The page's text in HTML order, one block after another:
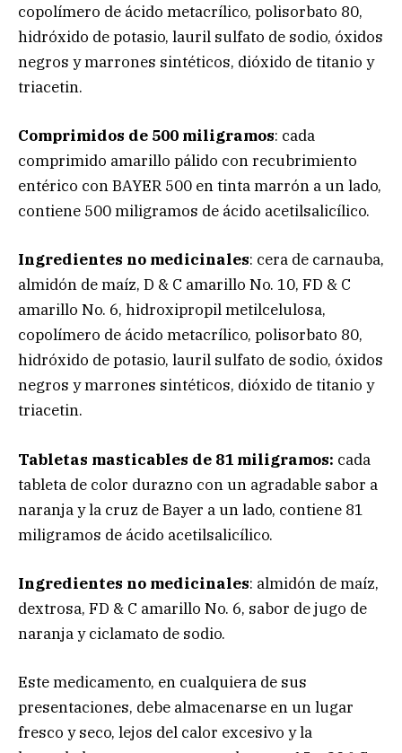
copolímero de ácido metacrílico, polisorbato 80,
hidróxido de potasio, lauril sulfato de sodio, óxidos
negros y marrones sintéticos, dióxido de titanio y
triacetin.
Comprimidos de 500 miligramos: cada
comprimido amarillo pálido con recubrimiento
entérico con BAYER 500 en tinta marrón a un lado,
contiene 500 miligramos de ácido acetilsalicílico.
Ingredientes no medicinales: cera de carnauba,
almidón de maíz, D & C amarillo No. 10, FD & C
amarillo No. 6, hidroxipropil metilcelulosa,
copolímero de ácido metacrílico, polisorbato 80,
hidróxido de potasio, lauril sulfato de sodio, óxidos
negros y marrones sintéticos, dióxido de titanio y
triacetin.
Tabletas masticables de 81 miligramos: cada
tableta de color durazno con un agradable sabor a
naranja y la cruz de Bayer a un lado, contiene 81
miligramos de ácido acetilsalicílico.
Ingredientes no medicinales: almidón de maíz,
dextrosa, FD & C amarillo No. 6, sabor de jugo de
naranja y ciclamato de sodio.
Este medicamento, en cualquiera de sus
presentaciones, debe almacenarse en un lugar
fresco y seco, lejos del calor excesivo y la